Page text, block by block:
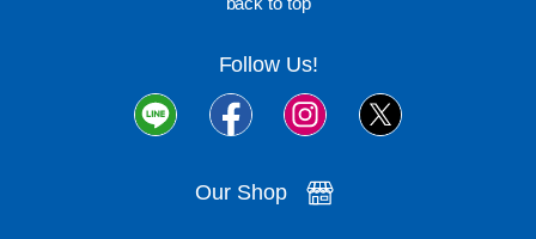
Follow Us!
Our Shop